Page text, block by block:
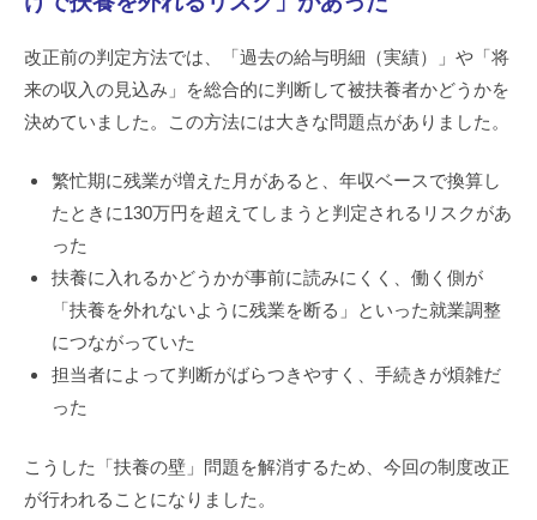
改正前の判定方法では、「過去の給与明細（実績）」や「将
来の収入の見込み」を総合的に判断して被扶養者かどうかを
決めていました。この方法には大きな問題点がありました。
繁忙期に残業が増えた月があると、年収ベースで換算し
たときに130万円を超えてしまうと判定されるリスクがあ
った
扶養に入れるかどうかが事前に読みにくく、働く側が
「扶養を外れないように残業を断る」といった就業調整
につながっていた
担当者によって判断がばらつきやすく、手続きが煩雑だ
った
こうした「扶養の壁」問題を解消するため、今回の制度改正
が行われることになりました。